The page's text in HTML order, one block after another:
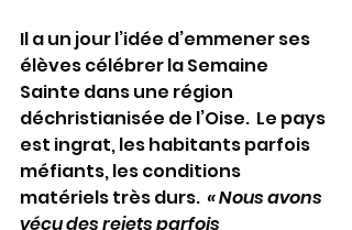
Il a un jour l’idée d’emmener ses
élèves célébrer la Semaine
Sainte dans une région
déchristianisée de l’Oise.  Le pays
est ingrat, les habitants parfois
méfiants, les conditions
matériels très durs. « Nous avons
vécu des rejets parfois